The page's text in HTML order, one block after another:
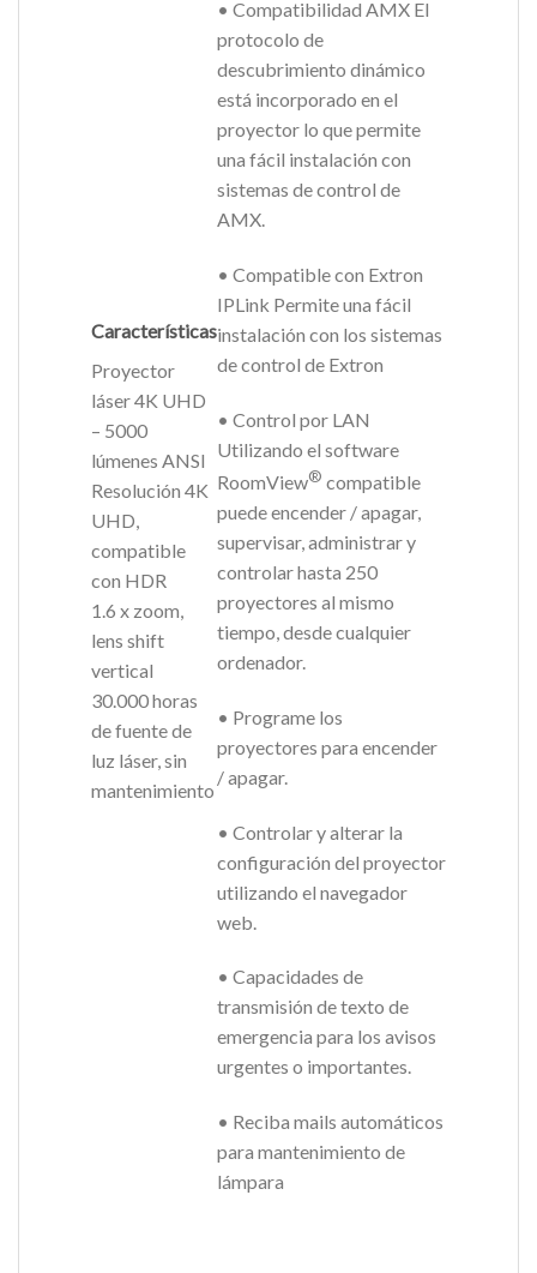
Características
Proyector
láser 4K UHD
– 5000
lúmenes ANSI
Resolución 4K
UHD,
compatible
con HDR
1.6 x zoom,
lens shift
vertical
30.000 horas
de fuente de
luz láser, sin
mantenimiento
• Compatibilidad AMX El
protocolo de
descubrimiento dinámico
está incorporado en el
proyector lo que permite
una fácil instalación con
sistemas de control de
AMX.
• Compatible con Extron
IPLink Permite una fácil
instalación con los sistemas
de control de Extron
• Control por LAN
Utilizando el software
RoomView® compatible
puede encender / apagar,
supervisar, administrar y
controlar hasta 250
proyectores al mismo
tiempo, desde cualquier
ordenador.
• Programe los
proyectores para encender
/ apagar.
• Controlar y alterar la
configuración del proyector
utilizando el navegador
web.
• Capacidades de
transmisión de texto de
emergencia para los avisos
urgentes o importantes.
• Reciba mails automáticos
para mantenimiento de
lámpara